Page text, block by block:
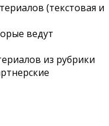
выросли на 40% за
(текстовая и
ведут
из рубрики